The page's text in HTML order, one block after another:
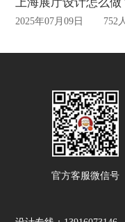
上海展厅设计怎么做
2025年07月09日 752
官方客服微信号